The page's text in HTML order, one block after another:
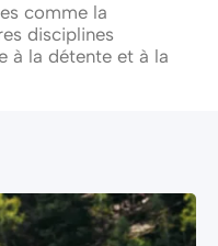
comme la
disciplines
à la détente et à la